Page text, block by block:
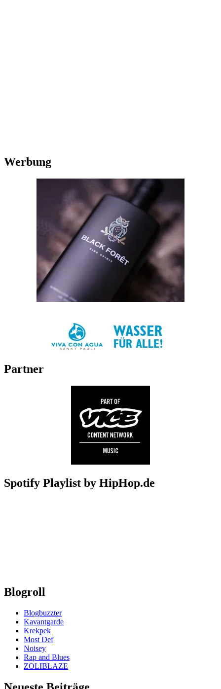
Werbung
Partner
Spotify Playlist by HipHop.de
Blogroll
Blogbuzzter
Kavantgarde
Krekpek
Most Def
Noisey
Rap and Blues
ZOLIBLAZE